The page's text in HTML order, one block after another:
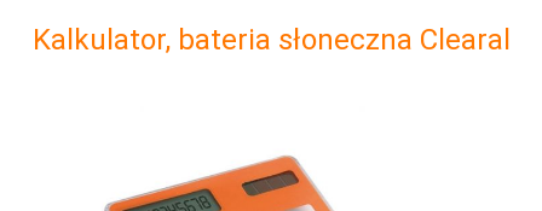
Kalkulator, bateria słoneczna Clearal